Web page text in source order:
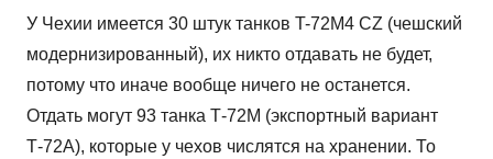
У Чехии имеется 30 штук танков T-72M4 CZ (чешский
модернизированный), их никто отдавать не будет,
потому что иначе вообще ничего не останется.
Отдать могут 93 танка Т-72М (экспортный вариант
Т-72А), которые у чехов числятся на хранении. То